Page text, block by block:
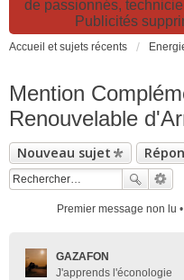
de passionnés,
Publicités
Accueil et sujets récents
Mention
Renouvelable
Nouveau sujet
Premier message non lu
GAZAFON
J'apprends l'éconologie